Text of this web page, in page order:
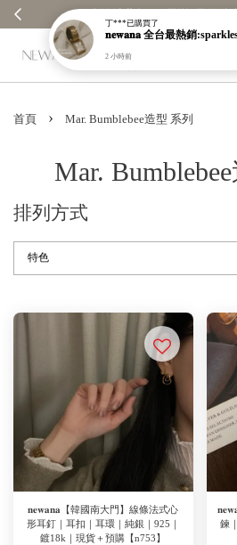
館消費每100元贈1元回饋金｜回饋無上限 ✨
首頁 › Mar. Bumblebee造型 系列
Mar.
排列方式
𝐧𝐞𝐰𝐚𝐧𝐚【韓國南大門】線條法式心
形耳釘｜耳扣｜耳環｜純銀｜925｜
鍍18k｜現貨＋預購【n753】
鍊
丁***已購買了
2 小時前